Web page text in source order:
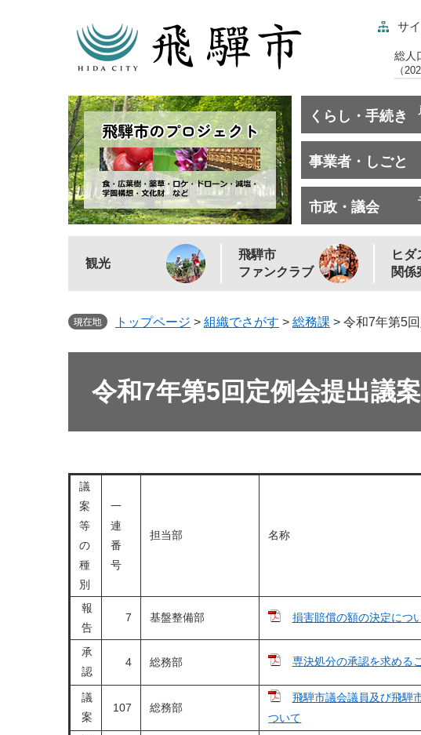
サ
総人
（
くらし・手続き
事業者・しごと
市政・議会
観光
飛騨市
ファンクラブ
ヒダ
関係
トップページ > 組織でさがす > 総務課 > 令和7年第5
令和7年第5回定例会提出議案
議
案
等
の
種
別
一
連
番
号
担当部 名称
報
告
7 基盤整備部 損害賠償の額の決定につ
承
認
4 総務部 専決処分の承認を求める
議
案
107 総務部
飛騨市議会議員及び飛騨
ついて